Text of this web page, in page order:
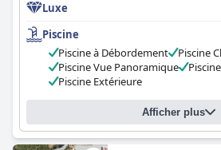
est magnifique, avec une piscine à
une piscine privée dans certaines villas,
débordement et une piscine extérieure.
avec des suites et des villas luxueuses
équipements haut de gamme que l'on
quelques commentaires sur les prix
des clients ont estimé que l'Elounda Gulf
avait dépassé toutes leurs attentes et
exceptionnel offrant une expérience
Luxe
Piscine
Piscine à Débordement
Piscine
Piscine Vue Panoramique
Piscine Extérieure
Afficher plus